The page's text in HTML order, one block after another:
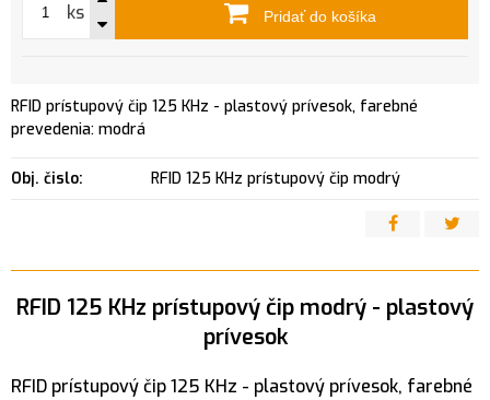
ks Pridať do košíka
RFID prístupový čip 125 KHz - plastový prívesok, farebné
prevedenia: modrá
Obj. čislo: RFID 125 KHz prístupový čip modrý
RFID 125 KHz prístupový čip modrý - plastový
prívesok
RFID prístupový čip 125 KHz - plastový prívesok, farebné